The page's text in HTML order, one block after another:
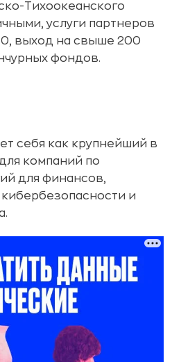
Тихоокеанского
услуги партнеров
выход на свыше 200
фондов.
себя как крупнейший в
компаний по
для финансов,
и